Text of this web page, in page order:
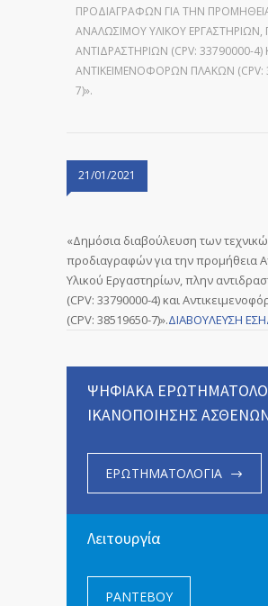
ΠΡΟΔΙΑΓΡΑΦΏΝ ΓΙΑ ΤΗΝ
ΑΝΑΛΏΣΙΜΟΥ ΥΛΙΚΟΎ ΕΡΓΑΣΤΗΡΊΩΝ,
ΑΝΤΙΔΡΑΣΤΗΡΊΩΝ (CPV: 33790000-4)
ΑΝΤΙΚΕΙΜΕΝΟΦΌΡΩΝ ΠΛΑΚΏΝ (CPV:
7)».
21/01/2021
«Δημόσια διαβούλευση των
προδιαγραφών για την προμήθεια
Υλικού Εργαστηρίων, πλην
(CPV: 33790000-4) και
(CPV: 38519650-7)».ΔΙΑΒΟΥΛΕΥΣΗ
ΨΗΦΙΑΚΑ
ΙΚΑΝΟΠΟΙΗΣΗΣ
ΕΡΩΤΗΜΑΤΟΛΟΓΙΑ
Λειτουργία
ΡΑΝΤΕΒΟΥ